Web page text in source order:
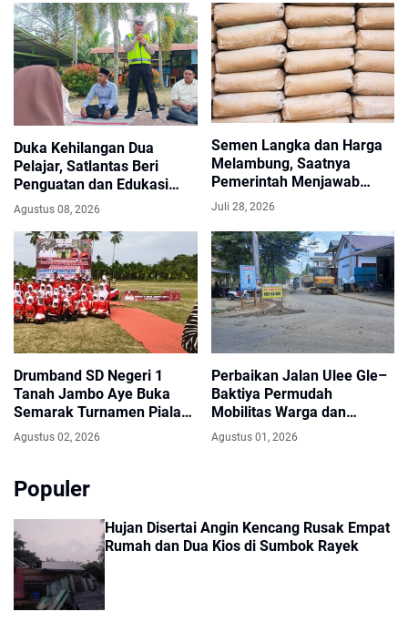
Duka Kehilangan Dua
Pelajar, Satlantas Beri
Penguatan dan Edukasi
Keselamatan di MAN 2
Aceh Utara
Agustus 08, 2026
Semen Langka dan Harga
Melambung, Saatnya
Pemerintah Menjawab
Keresahan Masyarakat
Juli 28, 2026
Drumband SD Negeri 1
Tanah Jambo Aye Buka
Semarak Turnamen Piala
Bupati dan Wakil Bupati
Aceh Utara
Agustus 02, 2026
Perbaikan Jalan Ulee Gle–
Baktiya Permudah
Mobilitas Warga dan
Distribusi Hasil Pertanian di
Aceh Utara
Agustus 01, 2026
Populer
Hujan Disertai Angin Kencang Rusak Empat
Rumah dan Dua Kios di Sumbok Rayek